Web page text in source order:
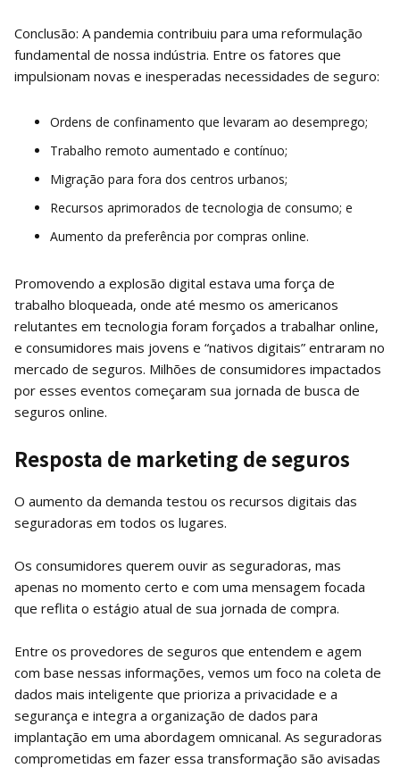
Conclusão: A pandemia contribuiu para uma reformulação
fundamental de nossa indústria. Entre os fatores que
impulsionam novas e inesperadas necessidades de seguro:
Ordens de confinamento que levaram ao desemprego;
Trabalho remoto aumentado e contínuo;
Migração para fora dos centros urbanos;
Recursos aprimorados de tecnologia de consumo; e
Aumento da preferência por compras online.
Promovendo a explosão digital estava uma força de
trabalho bloqueada, onde até mesmo os americanos
relutantes em tecnologia foram forçados a trabalhar online,
e consumidores mais jovens e “nativos digitais” entraram no
mercado de seguros. Milhões de consumidores impactados
por esses eventos começaram sua jornada de busca de
seguros online.
Resposta de marketing de seguros
O aumento da demanda testou os recursos digitais das
seguradoras em todos os lugares.
Os consumidores querem ouvir as seguradoras, mas
apenas no momento certo e com uma mensagem focada
que reflita o estágio atual de sua jornada de compra.
Entre os provedores de seguros que entendem e agem
com base nessas informações, vemos um foco na coleta de
dados mais inteligente que prioriza a privacidade e a
segurança e integra a organização de dados para
implantação em uma abordagem omnicanal. As seguradoras
comprometidas em fazer essa transformação são avisadas